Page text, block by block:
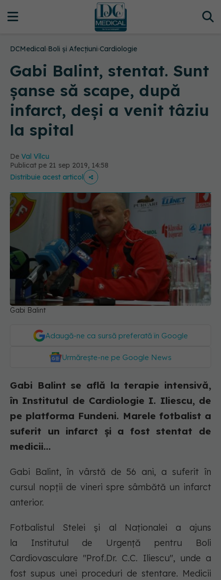
DCMedical›Boli și Afecțiuni›Cardiologie
Gabi Balint, stentat. Sunt
șanse să scape, după
infarct, deși a venit tâziu
la spital
De Val Vîlcu
Publicat pe 21 sep 2019, 14:58
Distribuie acest articol
Gabi Balint
Adaugă-ne ca sursă preferată în Google
Urmărește-ne pe Google News
Gabi Balint se află la terapie intensivă,
în Institutul de Cardiologie I. Iliescu, de
pe platforma Fundeni. Marele fotbalist a
suferit un infarct și a fost stentat de
medicii...
Gabi Balint, în vârstă de 56 ani, a suferit în
cursul nopții de vineri spre sâmbătă un infarct
anterior.
Fotbalistul Stelei și al Naționalei a ajuns
la Institutul de Urgenţă pentru Boli
Cardiovasculare "Prof.Dr. C.C. Iliescu", unde a
fost supus unei proceduri de stentare. Medicii